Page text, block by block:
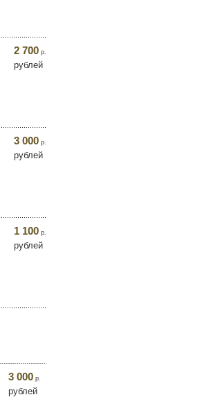
2 700 р.
рублей
3 000 р.
рублей
1 100 р.
рублей
3 000 р.
рублей